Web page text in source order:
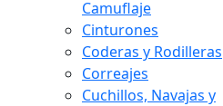
Camuflaje
Cinturones
Coderas y Rodilleras
Correajes
Cuchillos, Navajas y